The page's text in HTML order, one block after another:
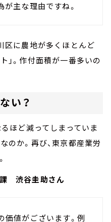
が主な理由ですね。
区に農地が多くほとんど
」。作付面積が一番多いの
い？
ほど減ってしまっていま
のか。再び、東京都産業労
渋谷圭助さん
価値がございます。例